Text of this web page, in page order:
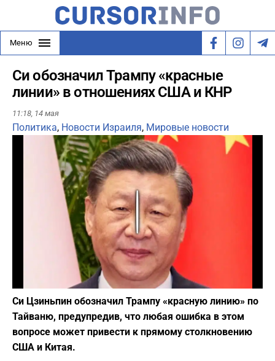
Меню
Си обозначил Трампу «красные
линии» в отношениях США и КНР
11:18, 14 мая
Политика, Новости Израиля, Мировые новости
Play
Фото: Скриншот из "Википедии"
Си Цзиньпин обозначил Трампу «красную линию» по
Тайваню, предупредив, что любая ошибка в этом
вопросе может привести к прямому столкновению
США и Китая.